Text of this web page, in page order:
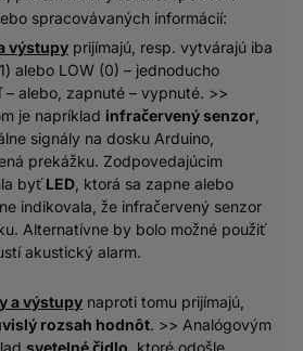
spracovávaných informácií:
výstupy prijímajú, resp. vytvárajú iba
alebo LOW (0) – jednoducho
– alebo, zapnuté – vypnuté. >>
je napríklad infračervený senzor
signály na dosku Arduino,
prekážku. Zodpovedajúcim
byťLED , ktorá sa zapne alebo
indikovala, že infračervený senzor
Alternatívne by bolo možné použiť
akustický alarm.
a výstupy naproti tomu prijímajú,
rozsah hodnôt. >> Analógovým
svetelné čidlo , ktoré odošle